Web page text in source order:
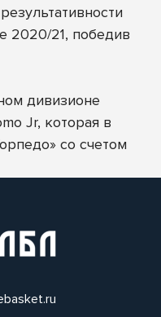
2020/21, победив
дивизионе
Jr, которая в
со счетом